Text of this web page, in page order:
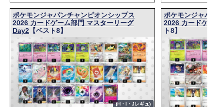
ポケモンジャパンチャンピオンシップス
2026 カードゲーム部門 マスターリーグ
Day2 【ベスト8】
(H・I・Jレギュ)
ポケモンジャパ
2026 カードゲ
ト8】